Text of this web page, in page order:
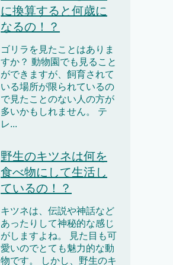
に換算すると何歳に
なるの！？
ゴリラを見たことはありま
すか？ 動物園でも見ること
ができますが、飼育されて
いる場所が限られているの
で見たことのない人の方が
多いかもしれません。 テ
レ...
野生のキツネは何を
食べ物にして生活し
ているの！？
キツネは、伝説や神話など
あったりして神秘的な感じ
がしますよね。 見た目も可
愛いのでとても魅力的な動
物です。 しかし、野生のキ